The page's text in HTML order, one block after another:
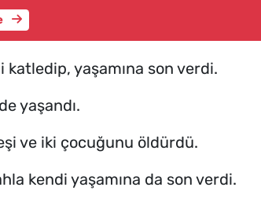
yaşamına son verdi.
yaşandı.
ve iki çocuğunu öldürdü.
kendi yaşamına da son verdi.